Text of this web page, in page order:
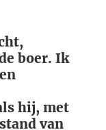
boer. Ik
hij, met
van